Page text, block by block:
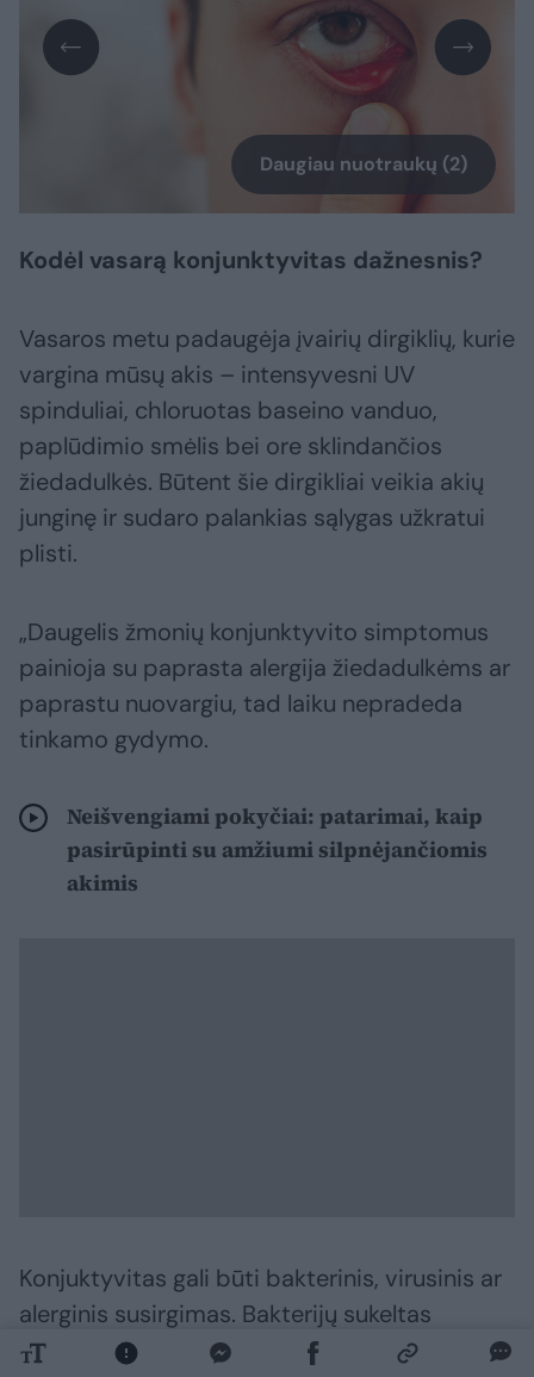
Daugiau nuotraukų (2)
Kodėl vasarą konjunktyvitas dažnesnis?
Vasaros metu padaugėja įvairių dirgiklių, kurie
vargina mūsų akis – intensyvesni UV
spinduliai, chloruotas baseino vanduo,
paplūdimio smėlis bei ore sklindančios
žiedadulkės. Būtent šie dirgikliai veikia akių
junginę ir sudaro palankias sąlygas užkratui
plisti.
„Daugelis žmonių konjunktyvito simptomus
painioja su paprasta alergija žiedadulkėms ar
paprastu nuovargiu, tad laiku nepradeda
tinkamo gydymo.
Neišvengiami pokyčiai: patarimai, kaip
pasirūpinti su amžiumi silpnėjančiomis
akimis
Konjuktyvitas gali būti bakterinis, virusinis ar
alerginis susirgimas. Bakterijų sukeltas
konjuktyvitas dažniausiai pasižymi gelsvomis